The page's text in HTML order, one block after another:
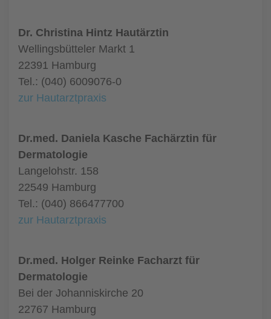
Dr. Christina Hintz Hautärztin
Wellingsbütteler Markt 1
22391 Hamburg
Tel.: (040) 6009076-0
zur Hautarztpraxis
Dr.med. Daniela Kasche Fachärztin für
Dermatologie
Langelohstr. 158
22549 Hamburg
Tel.: (040) 866477700
zur Hautarztpraxis
Dr.med. Holger Reinke Facharzt für
Dermatologie
Bei der Johanniskirche 20
22767 Hamburg